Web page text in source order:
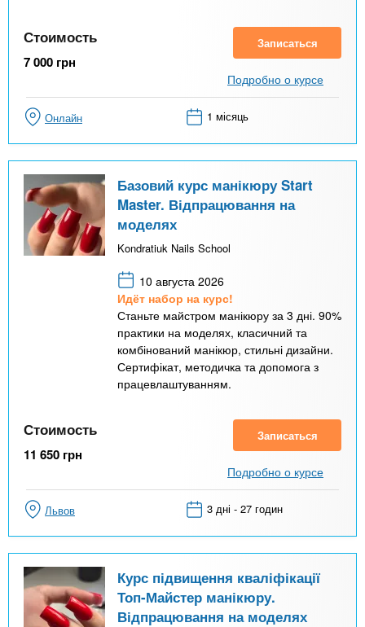
Стоимость
7 000 грн
Записаться
Подробно о курсе
Онлайн 1 місяць
Базовий курс манікюру Start
Master. Відпрацювання на
моделях
Kondratiuk Nails School
10 августа 2026
Идёт набор на курс!
Станьте майстром манікюру за 3 дні. 90%
практики на моделях, класичний та
комбінований манікюр, стильні дизайни.
Сертифікат, методичка та допомога з
працевлаштуванням.
Стоимость
11 650 грн
Записаться
Подробно о курсе
Львов 3 дні - 27 годин
Курс підвищення кваліфікації
Топ-Майстер манікюру.
Відпрацювання на моделях